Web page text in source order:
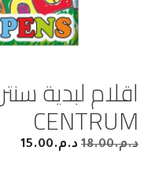
CENTRUM
د.م.18.00 د.م.15.00